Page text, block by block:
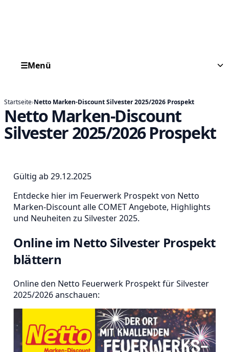
☰Menü
Startseite›Netto Marken-Discount Silvester 2025/2026 Prospekt
Netto Marken-Discount
Silvester 2025/2026 Prospekt
Gültig ab 29.12.2025
Entdecke hier im Feuerwerk Prospekt von Netto
Marken-Discount alle COMET Angebote, Highlights
und Neuheiten zu Silvester 2025.
Online im Netto Silvester Prospekt
blättern
Online den Netto Feuerwerk Prospekt für Silvester
2025/2026 anschauen: